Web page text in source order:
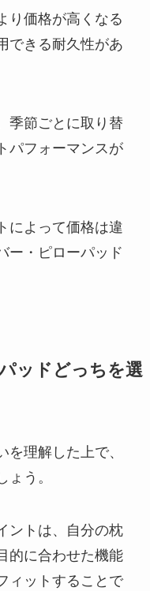
り価格が高くなる
できる耐久性があ
季節ごとに取り替
パフォーマンスが
によって価格は違
ー・ピローパッド
ッドどっちを選
理解した上で、
う。
ントは、自分の枕
的に合わせた機能
ィットすることで